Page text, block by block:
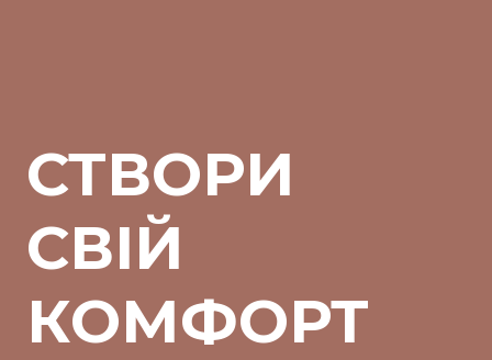
СТВОРИ
СВІЙ
КОМФОРТ